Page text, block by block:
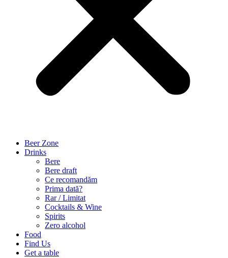
Beer Zone
Drinks
Bere
Bere draft
Ce recomandăm
Prima dată?
Rar / Limitat
Cocktails & Wine
Spirits
Zero alcohol
Food
Find Us
Get a table